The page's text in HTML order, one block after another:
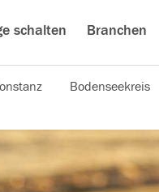
schalten Branchen
Bodenseekreis